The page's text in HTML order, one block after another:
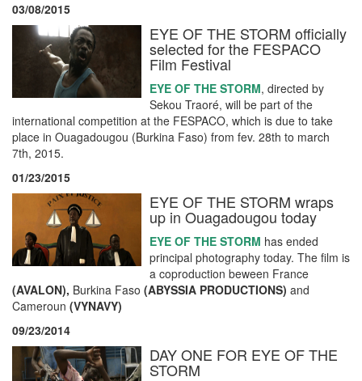
03/08/2015
EYE OF THE STORM officially
selected for the FESPACO
Film Festival
EYE OF THE STORM, directed by
Sekou Traoré, will be part of the
international competition at the FESPACO, which is due to take
place in Ouagadougou (Burkina Faso) from fev. 28th to march
7th, 2015.
01/23/2015
EYE OF THE STORM wraps
up in Ouagadougou today
EYE OF THE STORM has ended
principal photography today. The film is
a coproduction beween France
(AVALON), Burkina Faso (ABYSSIA PRODUCTIONS) and
Cameroun (VYNAVY)
09/23/2014
DAY ONE FOR EYE OF THE
STORM